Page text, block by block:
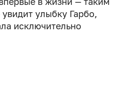
улыбку Гарбо,
исключительно